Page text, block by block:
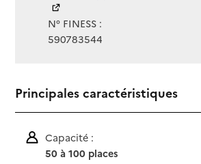
N° FINESS :
590783544
Principales caractéristiques
Capacité :
50 à 100 places